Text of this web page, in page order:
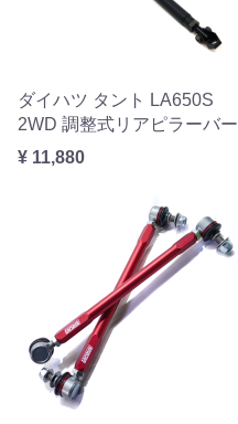
ダイハツ タント LA650S
2WD 調整式リアピラーバー
¥ 11,880